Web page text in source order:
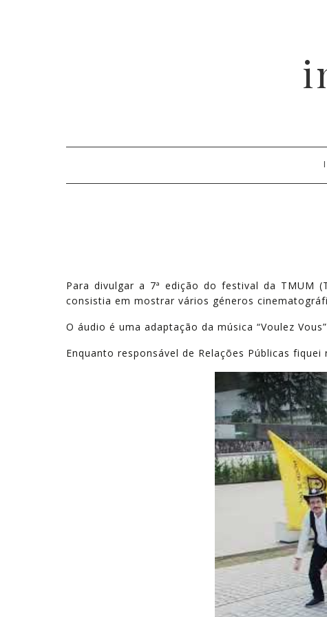
Para divulgar a 7ª edição do festival da TMUM
consistia em mostrar vários géneros
O áudio é uma adaptação da música “Voulez
Enquanto responsável de Relações Públicas